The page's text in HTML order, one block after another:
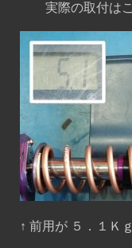
実際の取付はこん
↑ 前用が ５．１Ｋｇ